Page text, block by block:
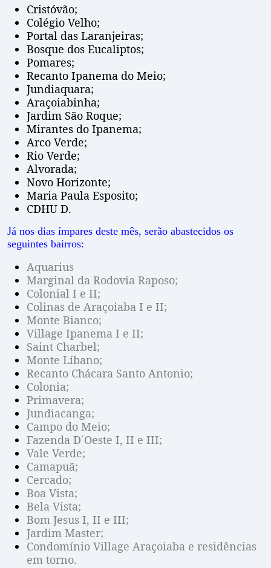
Cristóvão;
Colégio Velho;
Portal das Laranjeiras;
Bosque dos Eucaliptos;
Pomares;
Recanto Ipanema do Meio;
Jundiaquara;
Araçoiabinha;
Jardim São Roque;
Mirantes do Ipanema;
Arco Verde;
Rio Verde;
Alvorada;
Novo Horizonte;
Maria Paula Esposito;
CDHU D.
Já nos dias ímpares deste mês, serão abastecidos os
seguintes bairros:
Aquarius
Marginal da Rodovia Raposo;
Colonial I e II;
Colinas de Araçoiaba I e II;
Monte Bianco;
Village Ipanema I e II;
Saint Charbel;
Monte Líbano;
Recanto Chácara Santo Antonio;
Colonia;
Primavera;
Jundiacanga;
Campo do Meio;
Fazenda D´Oeste I, II e III;
Vale Verde;
Camapuã;
Cercado;
Boa Vista;
Bela Vista;
Bom Jesus I, II e III;
Jardim Master;
Condomínio Village Araçoiaba e residências
em torno.